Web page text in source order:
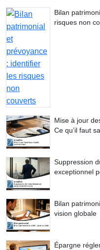
Bilan
risques non
Mise à jour
Ce qu’il faut
Suppression
exceptionnel
Bilan
vision globale
Épargne